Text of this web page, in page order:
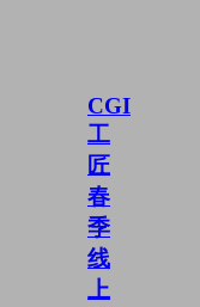
CGI
工
匠
春
季
线
上